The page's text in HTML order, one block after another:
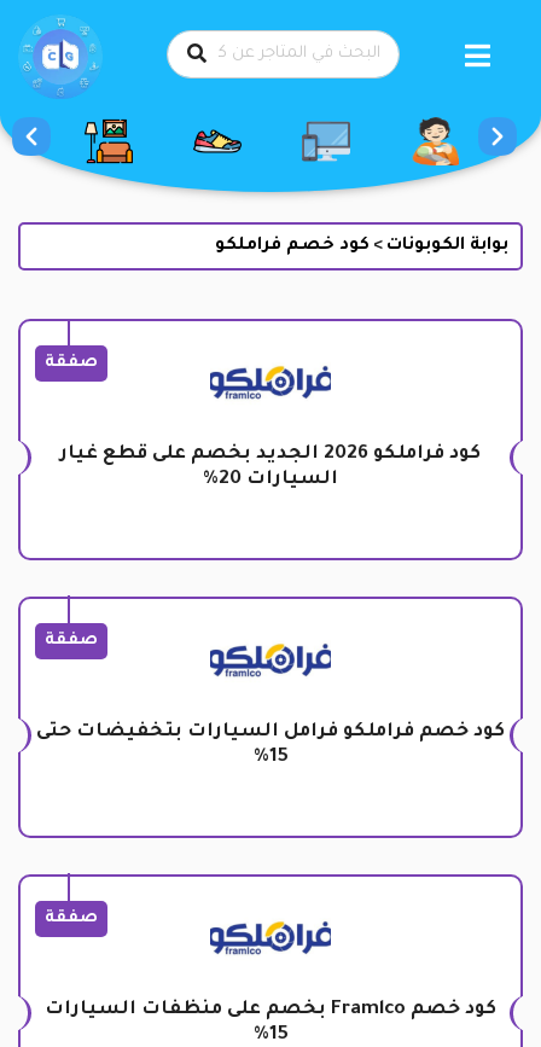
بوابة الكوبونات > كود خصم فراملكو
صفقة
كود فراملكو 2026 الجديد بخصم على قطع غيار
السيارات 20%
صفقة
كود خصم فراملكو فرامل السيارات بتخفيضات حتى
15%
صفقة
كود خصم Framlco بخصم على منظفات السيارات
15%